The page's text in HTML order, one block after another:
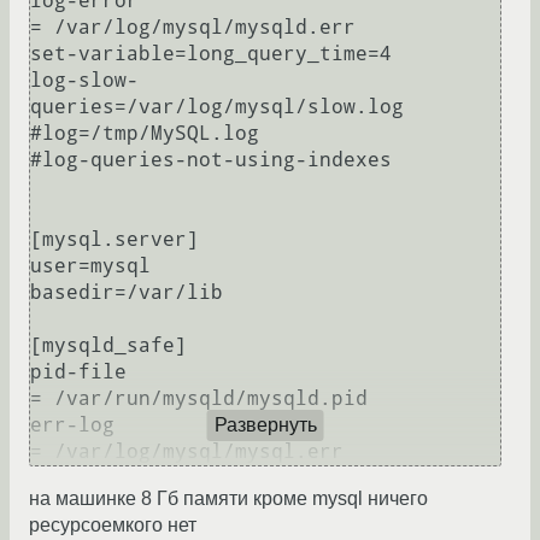
= /var/log/mysql/mysqld.err
set-variable=long_query_time=4
log-slow-
queries=/var/log/mysql/slow.log
#log=/tmp/MySQL.log
#log-queries-not-using-indexes
[mysql.server]
user=mysql
basedir=/var/lib
[mysqld_safe]
pid-file
= /var/run/mysqld/mysqld.pid
err-log
Развернуть
на машинке 8 Гб памяти кроме mysql ничего
ресурсоемкого нет